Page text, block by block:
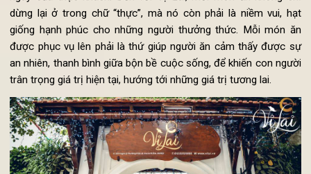
Từ “Vị Lai” trong nhiều nền văn hóa mang ý nghĩa hướng
tương lai, những điều chưa xảy đến. Đến với nhà hàng, điều
Lai mong muốn không chỉ là thỏa mãn nhu cầu ăn uống
ngày của thực khách. Đến với Vị Lai, mỗi món ăn không
dừng lại ở trong chữ “thực”, mà nó còn phải là niềm vui,
giống hạnh phúc cho những người thưởng thức. Mỗi món
được phục vụ lên phải là thứ giúp người ăn cảm thấy được
an nhiên, thanh bình giữa bộn bề cuộc sống, để khiến con
trân trọng giá trị hiện tại, hướng tới những giá trị tương lai.